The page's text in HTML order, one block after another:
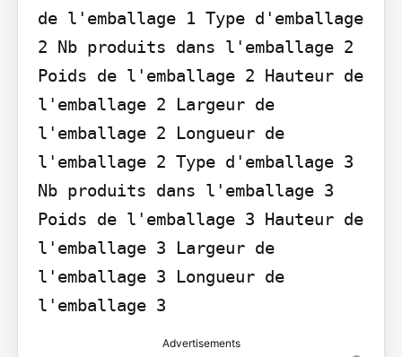
de l'emballage 1 Type d'emballage
2 Nb produits dans l'emballage 2
Poids de l'emballage 2 Hauteur de
l'emballage 2 Largeur de
l'emballage 2 Longueur de
l'emballage 2 Type d'emballage 3
Nb produits dans l'emballage 3
Poids de l'emballage 3 Hauteur de
l'emballage 3 Largeur de
l'emballage 3 Longueur de
l'emballage 3
Advertisements